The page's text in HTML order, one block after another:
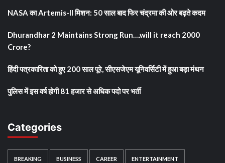
NASA का Artemis-II मिशन: 50 साल बाद फिर चंद्रमा की ओर बढ़ते कदम
Dhurandhar 2 Maintains Strong Run….will it reach 2000
Crore?
हिंदी पत्रकारिता को हुए 200 साल पूरे, सीएसजेएम यूनिवर्सिटी में हुआ बड़ा मंथन
पुलिस में इस वर्ष होगी 81 हजार से अधिक पदो पर भर्ती
Categories
BREAKING BUSINESS CAREER ENTERTAINMENT